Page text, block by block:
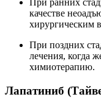
При ранних
качестве
хирургическим
При поздних
лечения, когда
химиотерапию.
Лапатиниб